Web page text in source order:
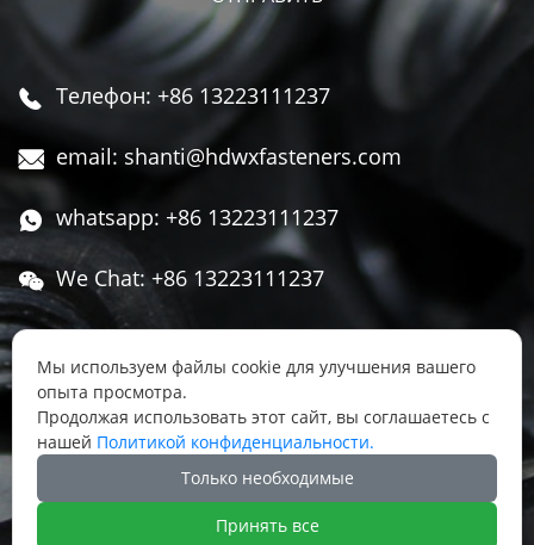
 Телефон: +86 13223111237
 email: shanti@hdwxfasteners.com
 whatsapp: +86 13223111237
 We Chat: +86 13223111237
Адрес: Северная часть Западной улицы,
Чжоуцунь, поселок Сису, район Юннянь,
город Ханьдань, провинция Хэбэй, Китай
 
Мы используем файлы cookie для улучшения вашего
опыта просмотра.
Продолжая использовать этот сайт, вы соглашаетесь с
нашей Политикой конфиденциальности.
Только необходимые
Принять все